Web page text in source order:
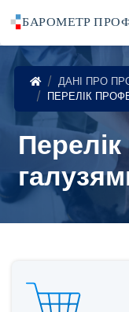
POWRÓT DO
ДАНІ ПРО
ПЕРЕЛІК